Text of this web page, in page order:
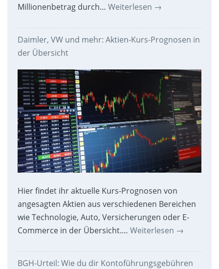
Millionenbetrag durch… Weiterlesen →
Daimler, VW und mehr: Aktien-Kurs-Prognosen in
der Übersicht
Hier findet ihr aktuelle Kurs-Prognosen von
angesagten Aktien aus verschiedenen Bereichen
wie Technologie, Auto, Versicherungen oder E-
Commerce in der Übersicht.… Weiterlesen →
BGH-Urteil: Wie du dir Kontoführungsgebühren